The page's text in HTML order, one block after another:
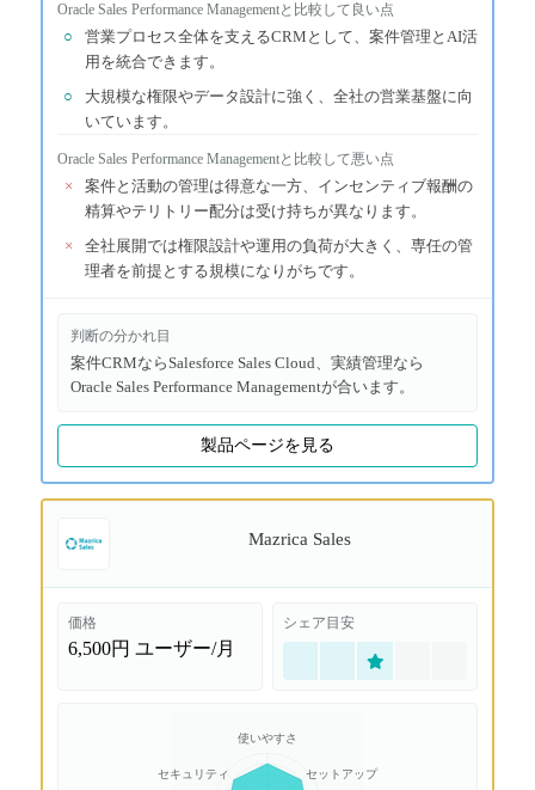
Oracle Sales Performance Managementと比較して良い点
○
営業プロセス全体を支えるCRMとして、案件管理とAI活
用を統合できます。
○
大規模な権限やデータ設計に強く、全社の営業基盤に向
いています。
Oracle Sales Performance Managementと比較して悪い点
×
案件と活動の管理は得意な一方、インセンティブ報酬の
精算やテリトリー配分は受け持ちが異なります。
×
全社展開では権限設計や運用の負荷が大きく、専任の管
理者を前提とする規模になりがちです。
判断の分かれ目
案件CRMならSalesforce Sales Cloud、実績管理なら
Oracle Sales Performance Managementが合います。
製品ページを見る
Mazrica Sales
価格
6,500円 ユーザー/月
シェア目安
使いやすさ
セットアップ
セキュリティ